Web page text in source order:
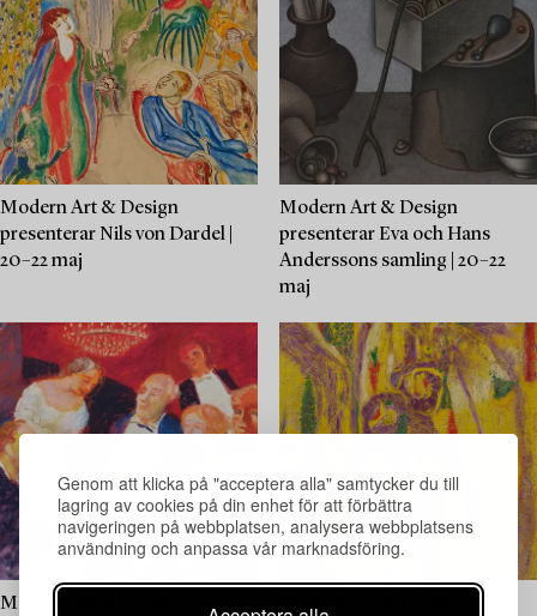
Genom att klicka på "acceptera alla" samtycker du till
lagring av cookies på din enhet för att förbättra
navigeringen på webbplatsen, analysera webbplatsens
användning och anpassa vår marknadsföring.
Modern Art & Design
presenterar Nils von Dardel |
20–22 maj
Modern Art & Design
presenterar Eva och Hans
Anderssons samling | 20–22
maj
Modern Art & Design